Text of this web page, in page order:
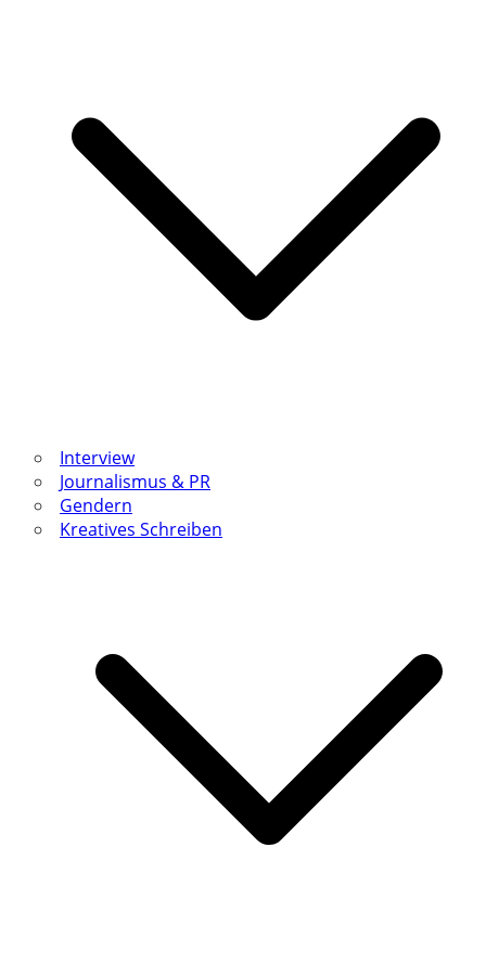
Interview
Journalismus & PR
Gendern
Kreatives Schreiben